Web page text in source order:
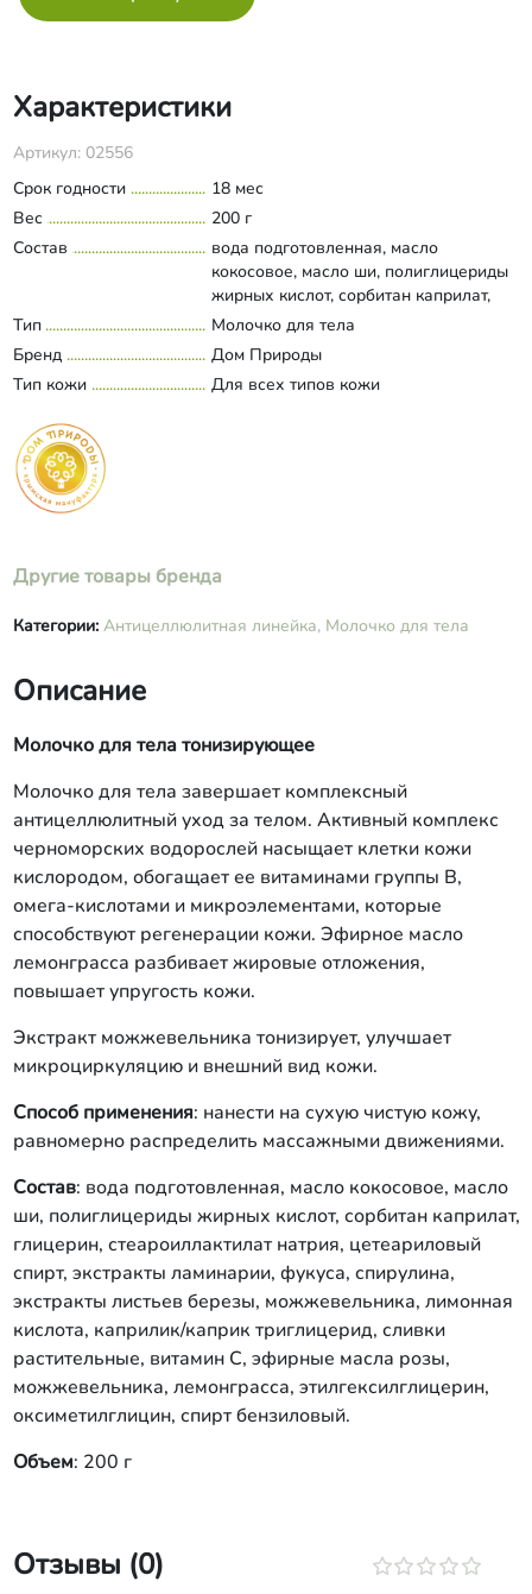
Характеристики
Артикул: 02556
Срок годности
18 мес
Вес
200 г
Состав
вода подготовленная, масло
кокосовое, масло ши, полиглицериды
жирных кислот, сорбитан каприлат,
глицерин, стеароиллактилат натрия,
цетеариловый спирт, экстракты
ламинарии, фукуса, спирулина,
экстракты листьев березы,
Развернуть состав
Тип
Молочко для тела
Бренд
Дом Природы
Тип кожи
Для всех типов кожи
Другие товары бренда
Категории: Антицеллюлитная линейка, Молочко для тела
Описание
Молочко для тела тонизирующее
Молочко для тела завершает комплексный
антицеллюлитный уход за телом. Активный комплекс
черноморских водорослей насыщает клетки кожи
кислородом, обогащает ее витаминами группы В,
омега-кислотами и микроэлементами, которые
способствуют регенерации кожи. Эфирное масло
лемонграсса разбивает жировые отложения,
повышает упругость кожи.
Экстракт можжевельника тонизирует, улучшает
микроциркуляцию и внешний вид кожи.
Способ применения: нанести на сухую чистую кожу,
равномерно распределить массажными движениями.
Состав: вода подготовленная, масло кокосовое, масло
ши, полиглицериды жирных кислот, сорбитан каприлат,
глицерин, стеароиллактилат натрия, цетеариловый
спирт, экстракты ламинарии, фукуса, спирулина,
экстракты листьев березы, можжевельника, лимонная
кислота, каприлик/каприк триглицерид, сливки
растительные, витамин С, эфирные масла розы,
можжевельника, лемонграсса, этилгексилглицерин,
оксиметилглицин, спирт бензиловый.
Объем: 200 г
Отзывы (0)